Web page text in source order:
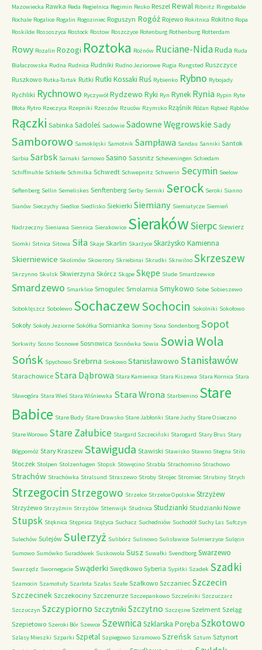
Mazowiecka Rawka Reda Regielnica Regimin Resko Reszel Rewal Ribnitz Ringebalde
Rochale Rogalice Rogalin Rogoziniec Roguszyn Rogóż Rojewo Rokitnica Rokitno Ropa
Roskilde Rossoszyca Rostock Rostow Roszczyce Rotenburg Rothenburg Rotterdam
Rowy Rozalin Rozogi Roztoka Rożnów Ruciane-NidaRuda Ruda
Białaczowska Rudna Rudnica Rudniki Rudno Jeziorowe Rugia Rungsted Ruszczyce
Ruszkowo Rutka-Tartak Rutki Rutki Kossaki Ruś Rybienko Rybno Rybojady
Rychliki Rychnowo Ryczywół Rydzewo Ryki Ryn Rynek Rynia Rypin Ryte
Błota Rytro Rzeczyca Rzepniki Rzeszów Rzuców Rzymsko Rząśnik Różan Rąbież Rąblów
Rączki Sabinka Sadoleś Sadowie Sadowne Węgrowskie Sady
Samborowo Samoklęski Samotnik Sampława Sandau Sanniki Santok
Sarbia Sarbsk Sarnaki Sarnowo Sasino Sassnitz Scheveningen Schiedam
Schiffmuhle Schleife Schmilka Schwedt Schwepnitz Schwerin Secymin Seelow
Seftenberg Sellin Semeliskes Senftenberg Serby Serniki Serock Seroki Sianno
Sianów Sieczychy Siedlce Siedlisko Siekierki Siemiany Siemiatycze Siemień
Nadrzeczny Sieniawa Siennica Sierakowice SierakówSierpc Siewierz
Siomki Sitnica Sitowa Siła Skaje Skarlin Skarżyce Skarżysko Kamienna
Skierniewice Skolimów Skowrony Skriebinai Skrudki Skrwilno Skrzeszew
Skrzynno Skulsk Skwierzyna Skórcz Skąpe Skępe Slude Smardzewice
Smardzewo Smarklice Smogulec Smolarnia Smykowo Sobe Sobieszewo
Soboklęszcz Sobolewo SochaczewSochocin Sokolniki Sokołowo
Sokoły Sokoły Jeziorne Sokółka Somianka Sominy Sona Sondenborg Sopot
Sorkwity Sosno Sosnowe Sosnowica Sosnówka Sowia Sowia Wola
Sońsk Spychowo Srebrna Srokowo Stanisławowo Stanisławów
Starachowice Stara Dąbrowa Stara Kamienica Stara Kiszewa Stara Kornica Stara
Sławogóra Stara Wieś Stara Wiśniewka Stara Wrona Starbienino Stare
Babice Stare Budy Stare Drawsko Stare Jabłonki Stare Juchy Stare Osieczno
Stare Worowo Stare Załubice Stargard Szczeciński Starogard Stary Brus Stary
Bógpomóż Stary Kraszew Stawiguda Stawiski Stawisko Stawno Stegna Stilo
Stoczek Stolpen Stolzenhagen Stopsk Stowęcino Strabla Strachomino Strachowo
Strachów Strachówka Stralsund Straszewo Stroby Strojec Stromiec Strubiny Strych
Strzegocin Strzegowo Strzelce Strzelce Opolskie Strzyżew
Strzyżewo Strzyżmin Strzyżów Sttenwijk Studnica Studzianki Studzianki Nowe
Stupsk Stęknica Stępnica Stężyca Suchacz Suchedniów Suchodół Suchy Las Sufczyn
Sulechów Sulejów Sulerzyż Sulibórz Sulinowo Sulisławice Sulmierzyce Sulęcin
Sumowo Sumówko Suradówek Suskowola Susz Suwałki Svendborg Swarzewo
Swarzędz Swornegacie Swąderki Swędkowo Syberia Sypitki Szadek Szadki
Szamocin Szamotuły Szarlota Szałas Szałe Szałkowo Szczaniec Szczecin
Szczecinek Szczekociny Szczenurze Szczepankowo Szcześniki Szczuczarz
Szczuczyn Szczypiorno Szczytniki Szczytno Szczęsne Szelment Szeląg
Szepietowo Szeroki Bór Szewce SzewnicaSzklarska Poręba Szkotowo
Szlasy Mieszki Szparki Szpetal Szpiegowo Szramowo Szreńsk Sztum Sztynort